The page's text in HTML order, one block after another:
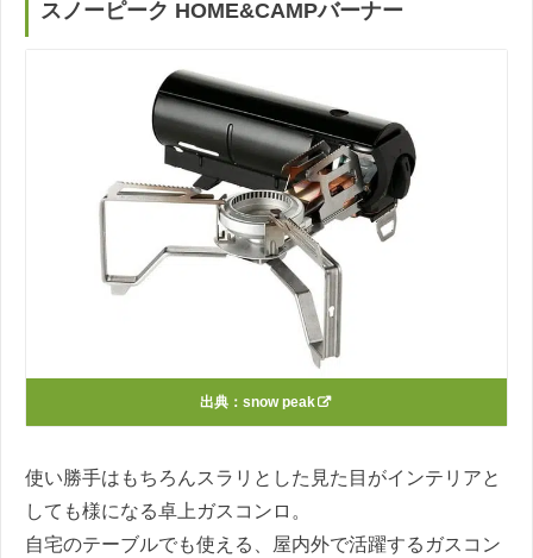
スノーピーク HOME&CAMPバーナー
出典： snow peak
使い勝手はもちろんスラリとした見た目がインテリアと
しても様になる卓上ガスコンロ。
自宅のテーブルでも使える、屋内外で活躍するガスコン